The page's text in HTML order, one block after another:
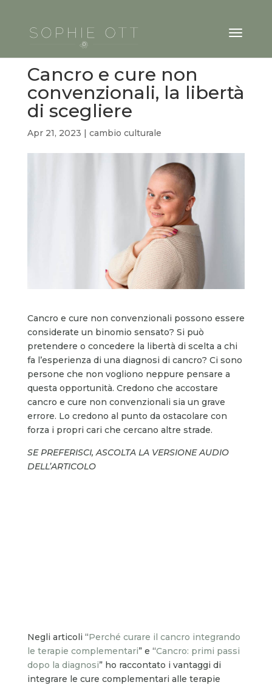
Cancro e cure non
convenzionali, la libertà
di scegliere
Apr 21, 2023 | cambio culturale
Cancro e cure non convenzionali possono essere
considerate un binomio sensato? Si può
pretendere o concedere la libertà di scelta a chi
fa l’esperienza di una diagnosi di cancro? Ci sono
persone che non vogliono neppure pensare a
questa opportunità. Credono che accostare
cancro e cure non convenzionali sia un grave
errore. Lo credono al punto da ostacolare con
forza i propri cari che cercano altre strade.
SE PREFERISCI, ASCOLTA LA VERSIONE AUDIO
DELL’ARTICOLO
Negli articoli “Perché curare il cancro integrando
le terapie complementari” e “Cancro: primi passi
dopo la diagnosi” ho raccontato i vantaggi di
integrare le cure complementari alle terapie